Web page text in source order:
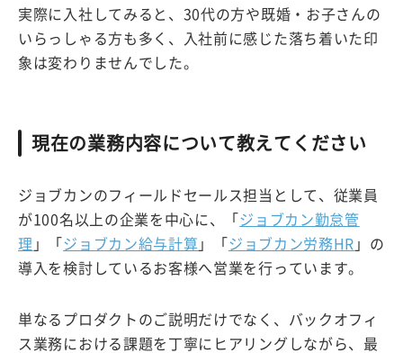
実際に入社してみると、30代の方や既婚・お子さんの
いらっしゃる方も多く、入社前に感じた落ち着いた印
象は変わりませんでした。
現在の業務内容について教えてください
ジョブカンのフィールドセールス担当として、従業員
が100名以上の企業を中心に、「 ジョブカン勤怠管
理 」「 ジョブカン給与計算 」「 ジョブカン労務HR 」の
導入を検討しているお客様へ営業を行っています。
単なるプロダクトのご説明だけでなく、バックオフィ
ス業務における課題を丁寧にヒアリングしながら、最